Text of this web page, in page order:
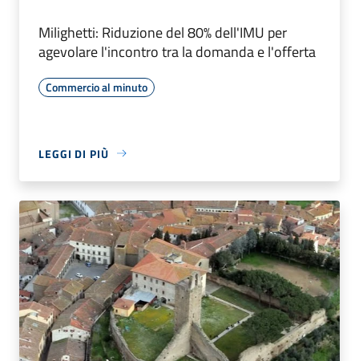
Milighetti: Riduzione del 80% dell'IMU per
agevolare l'incontro tra la domanda e l'offerta
Commercio al minuto
LEGGI DI PIÙ